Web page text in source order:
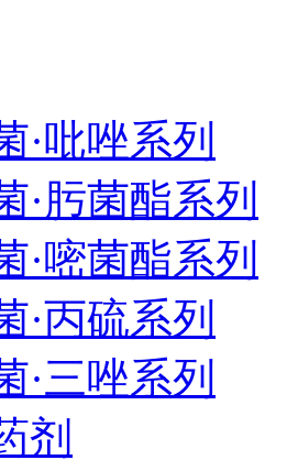
·吡唑系列
·肟菌酯系列
·嘧菌酯系列
·丙硫系列
·三唑系列
剂